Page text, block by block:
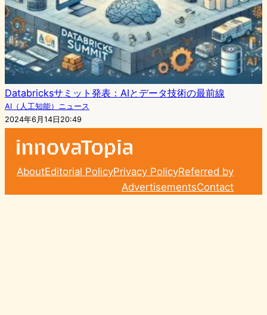
Databricksサミット発表：AIとデータ技術の最前線
AI（人工知能）ニュース
2024年6月14日20:49
AboutEditorial PolicyPrivacy PolicyReferred by
AdvertisementsContact